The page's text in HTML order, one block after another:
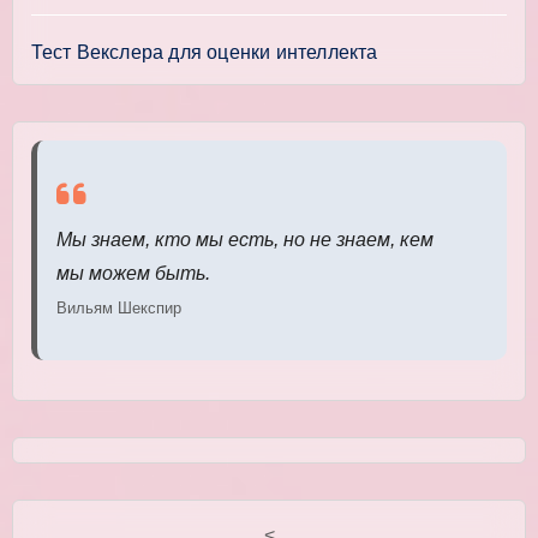
Тест Векслера для оценки интеллекта
Мы знаем, кто мы есть, но не знаем, кем
мы можем быть.
Вильям Шекспир